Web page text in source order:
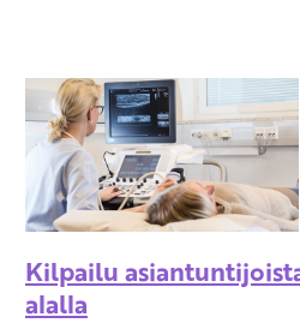
Kilpailu
alalla